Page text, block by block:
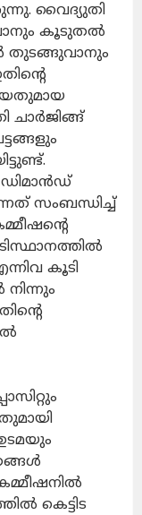
വൈദ്യുതി
കൂടുതൽ
തുടങ്ങുവാനും
ചാർജിങ്ങ്
സംബന്ധിച്ച്
കൂടി
ഉടമയും
കെട്ടിട